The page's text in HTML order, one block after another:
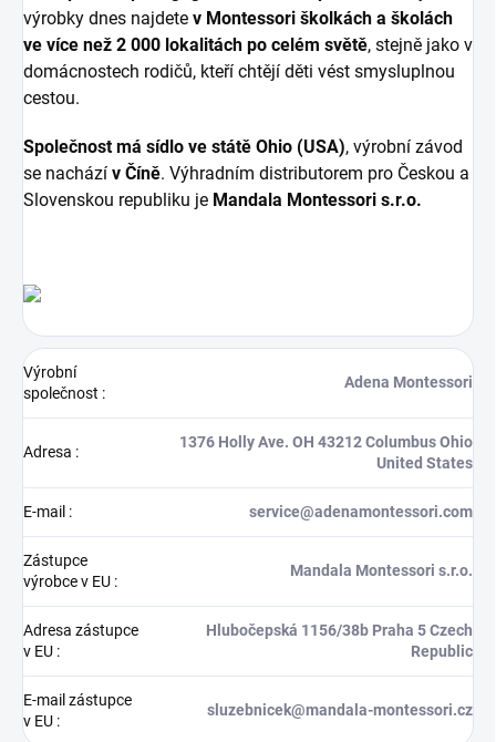
výrobky dnes najdete v Montessori školkách a školách
ve více než 2 000 lokalitách po celém světě, stejně jako v
domácnostech rodičů, kteří chtějí děti vést smysluplnou
cestou.
Společnost má sídlo ve státě Ohio (USA), výrobní závod
se nachází v Číně. Výhradním distributorem pro Českou a
Slovenskou republiku je Mandala Montessori s.r.o.
Výrobní
společnost :
Adena Montessori
Adresa :
1376 Holly Ave. OH 43212 Columbus Ohio
United States
E-mail : service@adenamontessori.com
Zástupce
výrobce v EU :
Mandala Montessori s.r.o.
Adresa zástupce
v EU :
Hlubočepská 1156/38b Praha 5 Czech
Republic
E-mail zástupce
v EU :
sluzebnicek@mandala-montessori.cz